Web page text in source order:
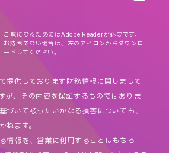
ご覧になるためにはAdobe Readerが必要です。
お持ちでない場合は、左のアイコンからダウンロ
ードしてください。
提供しております財務情報に関しまして
が、その内容を保証するものではありま
づいて被ったいかなる損害についても、
ねます。
情報を、営業に利用することはもちろ